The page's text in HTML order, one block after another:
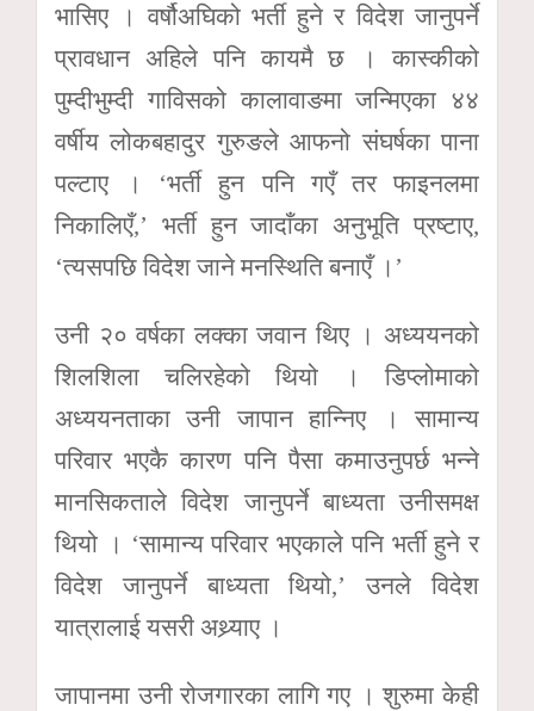
भासिए । वर्षौअघिको भर्ती हुने र विदेश जानुपर्ने
प्रावधान अहिले पनि कायमै छ । कास्कीको
पुम्दीभुम्दी गाविसको कालावाङमा जन्मिएका ४४
वर्षीय लोकबहादुर गुरुङले आफनो संघर्षका पाना
पल्टाए । ‘भर्ती हुन पनि गएँ तर फाइनलमा
निकालिएँ,’ भर्ती हुन जादाँका अनुभूति प्रष्टाए,
‘त्यसपछि विदेश जाने मनस्थिति बनाएँ ।’
उनी २० वर्षका लक्का जवान थिए । अध्ययनको
शिलशिला चलिरहेको थियो । डिप्लोमाको
अध्ययनताका उनी जापान हान्निए । सामान्य
परिवार भएकै कारण पनि पैसा कमाउनुपर्छ भन्ने
मानसिकताले विदेश जानुपर्ने बाध्यता उनीसमक्ष
थियो । ‘सामान्य परिवार भएकाले पनि भर्ती हुने र
विदेश जानुपर्ने बाध्यता थियो,’ उनले विदेश
यात्रालाई यसरी अथ्र्याए ।
जापानमा उनी रोजगारका लागि गए । शुरुमा केही